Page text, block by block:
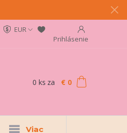
EUR
Prihlásenie
0 ks za € 0
Viac